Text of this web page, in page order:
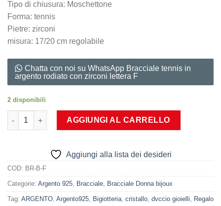
Tipo di chiusura: Moschettone
Forma: tennis
Pietre: zirconi
misura: 17/20 cm regolabile
Chatta con noi su WhatsApp Bracciale tennis in
argento rodiato con zirconi lettera F
2 disponibili
Bracciale tennis in argento rodiato con zirconi lettera F
AGGIUNGI AL CARRELLO
Aggiungi alla lista dei desideri
COD: BR-B-F
Categorie: Argento 925, Bracciale, Bracciale Donna bijoux
Tag: ARGENTO, Argento925, Bigiotteria, cristallo, dvccio gioielli, Regalo